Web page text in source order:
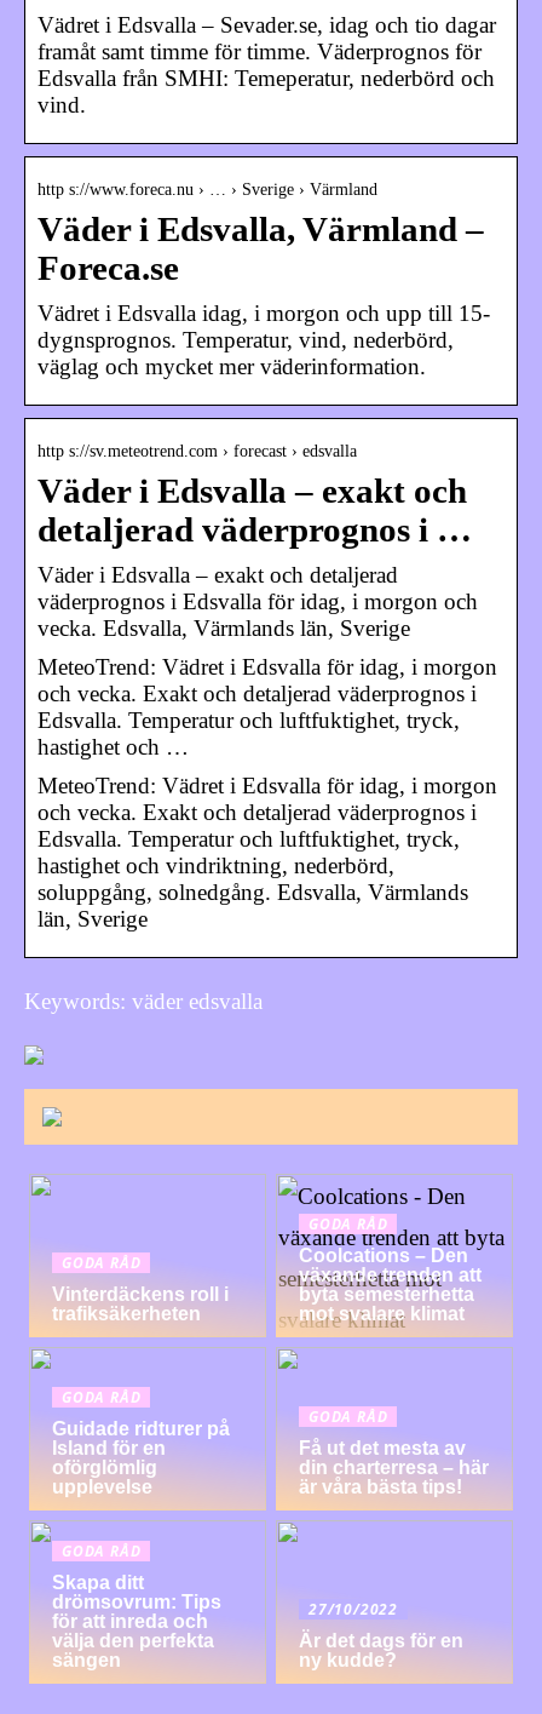
Vädret i Edsvalla – Sevader.se, idag och tio dagar
framåt samt timme för timme. Väderprognos för
Edsvalla från SMHI: Temeperatur, nederbörd och
vind.
http s://www.foreca.nu › … › Sverige › Värmland
Väder i Edsvalla, Värmland –
Foreca.se
Vädret i Edsvalla idag, i morgon och upp till 15-
dygnsprognos. Temperatur, vind, nederbörd,
väglag och mycket mer väderinformation.
http s://sv.meteotrend.com › forecast › edsvalla
Väder i Edsvalla – exakt och
detaljerad väderprognos i …
Väder i Edsvalla – exakt och detaljerad
väderprognos i Edsvalla för idag, i morgon och
vecka. Edsvalla, Värmlands län, Sverige
MeteoTrend: Vädret i Edsvalla för idag, i morgon
och vecka. Exakt och detaljerad väderprognos i
Edsvalla. Temperatur och luftfuktighet, tryck,
hastighet och …
MeteoTrend: Vädret i Edsvalla för idag, i morgon
och vecka. Exakt och detaljerad väderprognos i
Edsvalla. Temperatur och luftfuktighet, tryck,
hastighet och vindriktning, nederbörd,
soluppgång, solnedgång. Edsvalla, Värmlands
län, Sverige
Keywords: väder edsvalla
GODA RÅD
Vinterdäckens roll i
trafiksäkerheten
GODA RÅD
Coolcations – Den
växande trenden att
byta semesterhetta
mot svalare klimat
GODA RÅD
Guidade ridturer på
Island för en
oförglömlig
upplevelse
GODA RÅD
Få ut det mesta av
din charterresa – här
är våra bästa tips!
GODA RÅD
Skapa ditt
drömsovrum: Tips
för att inreda och
välja den perfekta
sängen
27/10/2022
Är det dags för en
ny kudde?